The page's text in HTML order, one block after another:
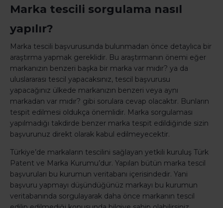
Marka tescili sorgulama nasıl
yapılır?
Marka tescili başvurusunda bulunmadan önce detaylıca bir
araştırma yapmak gereklidir. Bu araştırmanın önemi eğer
markanızın benzeri başka bir marka var mıdır? ya da
uluslararası tescil yapacaksınız, tescil başvurusu
yapacağınız ülkede markanızın benzeri veya aynı
markadan var mıdır? gibi sorulara cevap olacaktır. Bunların
tespit edilmesi oldukça önemlidir. Marka sorgulaması
yapılmadığı takdirde benzer marka tespit edildiğinde sizin
başvurunuz direkt olarak kabul edilmeyecektir.
Türkiye’de markaların tescilini sağlayan yetkili kuruluş Türk
Patent ve Marka Kurumu’dur. Yapılan bütün marka tescil
başvuruları bu kurumun veritabanı içerisindedir. Yani
başvuru yapmayı düşündüğünüz markayı bu kurumun
veritabanında sorgulayarak daha önce markanın tescil